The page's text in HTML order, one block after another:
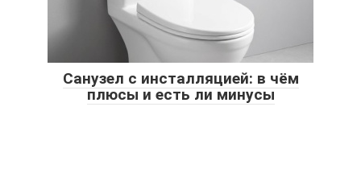
Санузел с инсталляцией: в чём
плюсы и есть ли минусы